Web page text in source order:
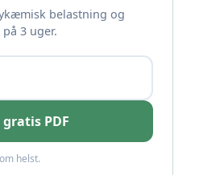
belastning og
3 uger.
PDF
helst.